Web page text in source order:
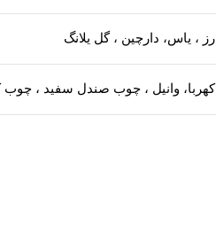
رز ، یاس، دارچین ، گل یلانگ
کهربا، وانیل ، چوب صندل سفید ، چوب